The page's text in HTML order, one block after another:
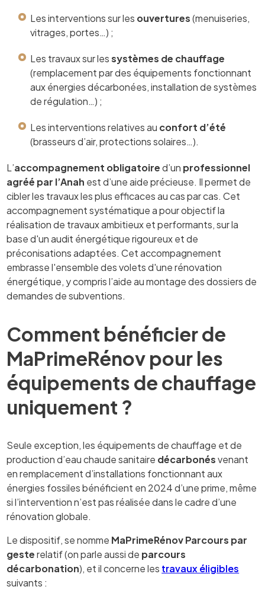
Les interventions sur les ouvertures(menuiseries,
vitrages, portes…) ;
Les travaux sur lessystèmes de chauffage
(remplacement par des équipements fonctionnant
aux énergies décarbonées, installation de systèmes
de régulation…) ;
Les interventions relatives au confort d’été
(brasseurs d’air, protections solaires…).
L’accompagnement obligatoired’un professionnel
agréé par l’Anah est d’une aide précieuse. Il permet de
cibler les travaux les plus efficaces au cas par cas. Cet
accompagnement systématique a pour objectif la
réalisation de travaux ambitieux et performants, sur la
base d'un audit énergétique rigoureux et de
préconisations adaptées. Cet accompagnement
embrasse l'ensemble des volets d'une rénovation
énergétique, y compris l’aide au montage des dossiers de
demandes de subventions.
Comment bénéficier de
MaPrimeRénov pour les
équipements de chauffage
uniquement ?
Seule exception, les équipements de chauffage et de
production d’eau chaude sanitaire décarbonésvenant
en remplacement d’installations fonctionnant aux
énergies fossiles bénéficient en 2024 d’une prime, même
si l’intervention n’est pas réalisée dans le cadre d’une
rénovation globale.
Le dispositif, se nomme MaPrimeRénov Parcours par
gesterelatif (on parle aussi de parcours
décarbonation), et il concerne les travaux éligibles
suivants :